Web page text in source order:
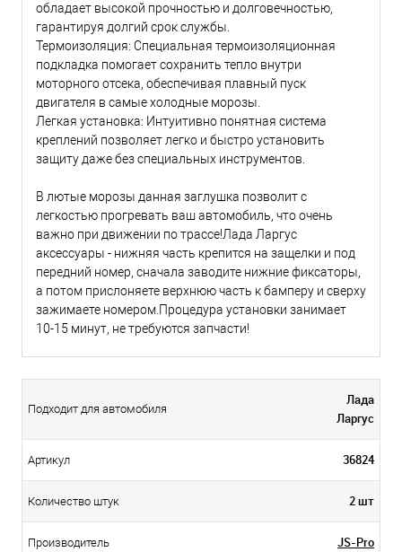
обладает высокой прочностью и долговечностью,
гарантируя долгий срок службы.
Термоизоляция: Специальная термоизоляционная
подкладка помогает сохранить тепло внутри
моторного отсека, обеспечивая плавный пуск
двигателя в самые холодные морозы.
Легкая установка: Интуитивно понятная система
креплений позволяет легко и быстро установить
защиту даже без специальных инструментов.
В лютые морозы данная заглушка позволит с
легкостью прогревать ваш автомобиль, что очень
важно при движении по трассе!Лада Ларгус
аксессуары - нижняя часть крепится на защелки и под
передний номер, сначала заводите нижние фиксаторы,
а потом прислоняете верхнюю часть к бамперу и сверху
зажимаете номером.Процедура установки занимает
10-15 минут, не требуются запчасти!
Подходит для автомобиля
Лада
Ларгус
Артикул 36824
Количество штук 2 шт
Производитель JS-Pro